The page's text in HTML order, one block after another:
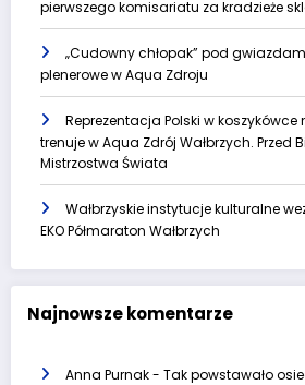
pierwszego komisariatu za kradzieże
„Cudowny chłopak” pod
plenerowe w Aqua Zdroju
Reprezentacja Polski w
trenuje w Aqua Zdrój Wałbrzych. Przed
Mistrzostwa Świata
Wałbrzyskie instytucje kulturalne
EKO Półmaraton Wałbrzych
Najnowsze komentarze
Anna Purnak- Tak powstawało